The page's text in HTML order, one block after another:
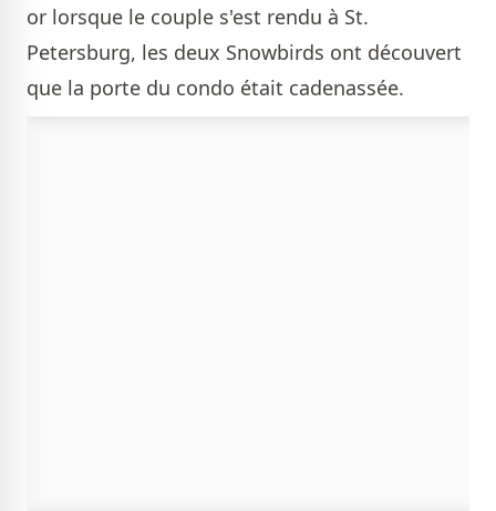
or lorsque le couple s'est rendu à St.
Petersburg, les deux Snowbirds ont découvert
que la porte du condo était cadenassée.